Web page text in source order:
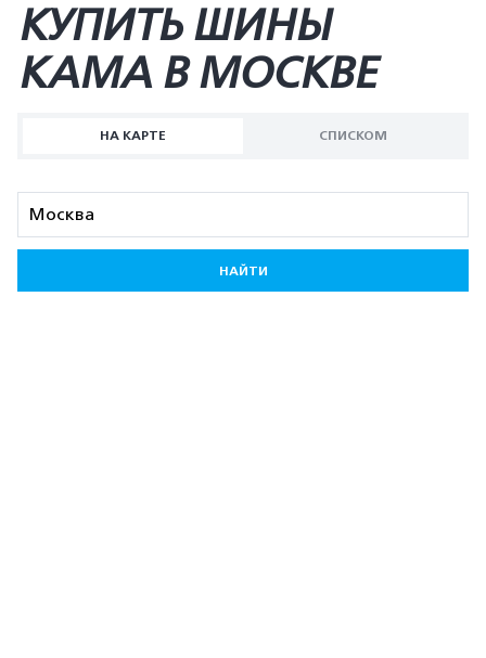
КУПИТЬ ШИНЫ
KAMA В МОСКВЕ
НА КАРТЕ СПИСКОМ
НАЙТИ